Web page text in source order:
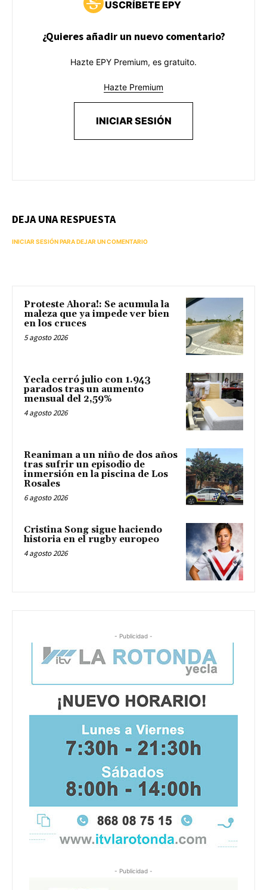
USCRÍBETE EPY
¿Quieres añadir un nuevo comentario?
Hazte EPY Premium, es gratuito.
Hazte Premium
INICIAR SESIÓN
DEJA UNA RESPUESTA
INICIAR SESIÓN PARA DEJAR UN COMENTARIO
Proteste Ahora!: Se acumula la
maleza que ya impede ver bien
en los cruces
5 agosto 2026
Yecla cerró julio con 1.943
parados tras un aumento
mensual del 2,59%
4 agosto 2026
Reaniman a un niño de dos años
tras sufrir un episodio de
inmersión en la piscina de Los
Rosales
6 agosto 2026
Cristina Song sigue haciendo
historia en el rugby europeo
4 agosto 2026
- Publicidad -
- Publicidad -